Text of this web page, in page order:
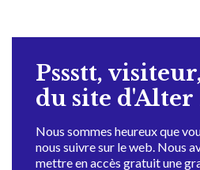
Pssstt,
du site d'Alter
Nous sommes heureux que
nous suivre sur le web. Nous
mettre en accès gratuit une